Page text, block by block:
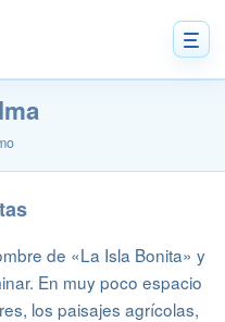
de «La Isla Bonita» y
En muy poco espacio
los paisajes agrícolas,